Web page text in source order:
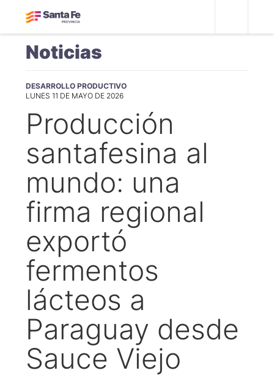
Noticias
DESARROLLO PRODUCTIVO
LUNES 11 DE MAYO DE 2026
Producción
santafesina al
mundo: una
firma regional
exportó
fermentos
lácteos a
Paraguay desde
Sauce Viejo